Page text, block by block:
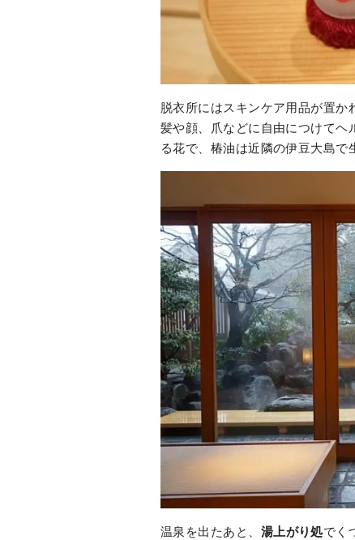
脱衣所にはスキンケア用品が置か
髪や顔、爪などに自由につけてヘ
る花で、椿油は近隣の伊豆大島で
温泉を出たあと、 湯上がり処でく